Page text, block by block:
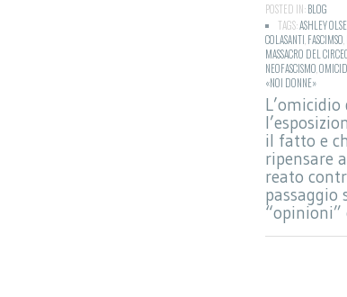
POSTED IN:BLOG
TAGS:ASHLEY
COLASANTI FASCIMSO
MASSACRO DEL
NEOFASCISMO
«NOI DONNE»
il fatto e
ripensare
reato
passaggio
“opinioni”